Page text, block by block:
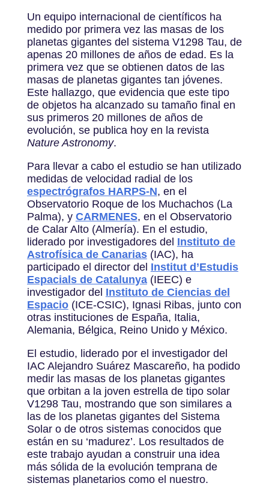
Un equipo internacional de científicos ha
medido por primera vez las masas de los
planetas gigantes del sistema V1298 Tau, de
apenas 20 millones de años de edad. Es la
primera vez que se obtienen datos de las
masas de planetas gigantes tan jóvenes.
Este hallazgo, que evidencia que este tipo
de objetos ha alcanzado su tamaño final en
sus primeros 20 millones de años de
evolución, se publica hoy en la revista
Nature Astronomy.
Para llevar a cabo el estudio se han utilizado
medidas de velocidad radial de los
espectrógrafos HARPS-N, en el
Observatorio Roque de los Muchachos (La
Palma), y CARMENES, en el Observatorio
de Calar Alto (Almería). En el estudio,
liderado por investigadores del Instituto de
Astrofísica de Canarias(IAC), ha
participado el director del Institut d’Estudis
Espacials de Catalunya(IEEC) e
investigador del Instituto de Ciencias del
Espacio(ICE-CSIC), Ignasi Ribas, junto con
otras instituciones de España, Italia,
Alemania, Bélgica, Reino Unido y México.
El estudio, liderado por el investigador del
IAC Alejandro Suárez Mascareño, ha podido
medir las masas de los planetas gigantes
que orbitan a la joven estrella de tipo solar
V1298 Tau, mostrando que son similares a
las de los planetas gigantes del Sistema
Solar o de otros sistemas conocidos que
están en su ‘madurez’. Los resultados de
este trabajo ayudan a construir una idea
más sólida de la evolución temprana de
sistemas planetarios como el nuestro.